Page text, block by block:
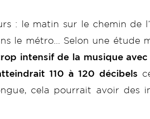
: le matin sur le chemin de
le métro… Selon une étude
intensif de la musique
110 à 120 décibels
cela pourrait avoir des